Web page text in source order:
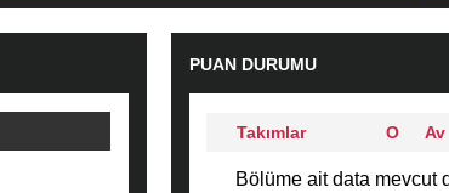
PUAN DURUMU
Takımlar Av
O
Bölüme ait data mevcut